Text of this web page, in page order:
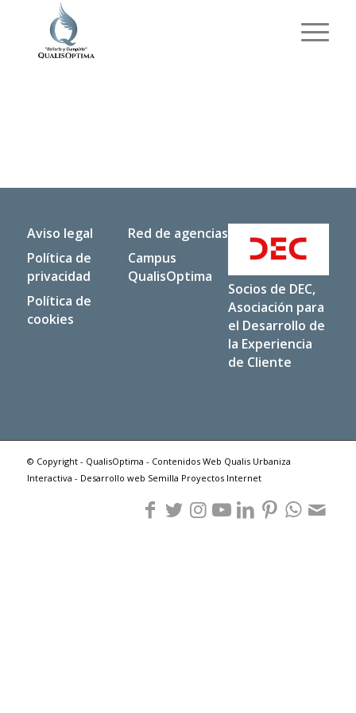
Aviso legal
Política de
privacidad
Política de
cookies
Red de agencias
Campus
QualisOptima
Socios de DEC,
Asociación para
el Desarrollo de
la Experiencia
de Cliente
© Copyright - QualisOptima - Contenidos Web Qualis Urbaniza
Interactiva - Desarrollo web Semilla Proyectos Internet